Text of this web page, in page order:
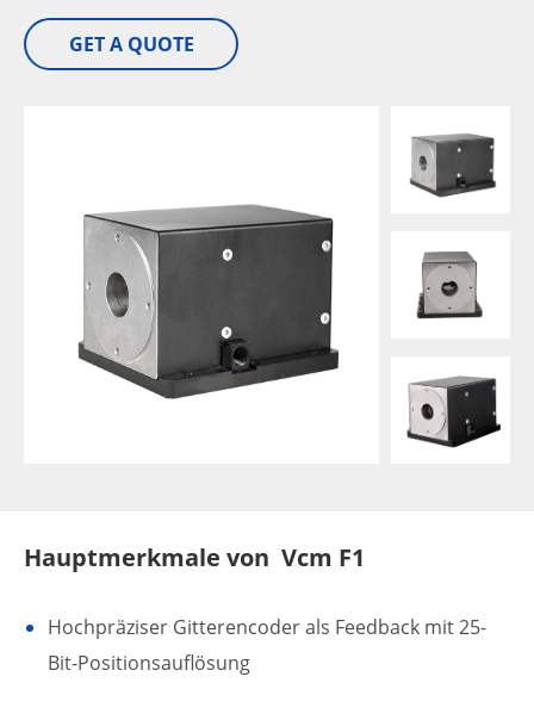
GET A QUOTE
Hauptmerkmale von Vcm F1
Hochpräziser Gitterencoder als Feedback mit 25-
Bit-Positionsauflösung